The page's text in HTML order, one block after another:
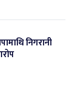
निगरानी